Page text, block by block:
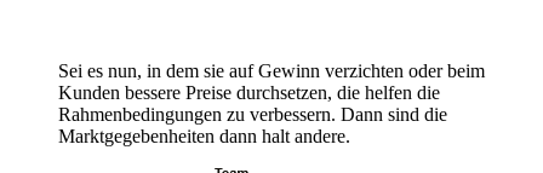
Sei es nun, in dem sie auf Gewinn verzichten oder beim
Kunden bessere Preise durchsetzen, die helfen die
Rahmenbedingungen zu verbessern. Dann sind die
Marktgegebenheiten dann halt andere.